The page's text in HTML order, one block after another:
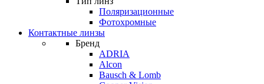
Поляризационные
Фотохромные
Контактные линзы
Бренд
ADRIA
Alcon
Bausch & Lomb